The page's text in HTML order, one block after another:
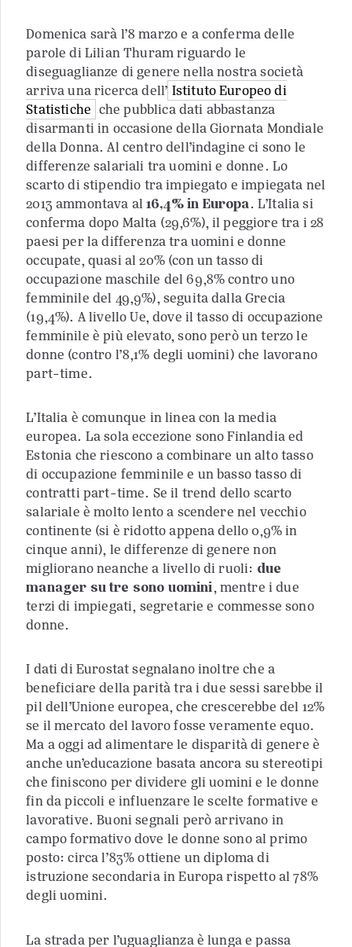
Domenica sarà l’8 marzo e a conferma delle
parole di Lilian Thuram riguardo le
diseguaglianze di genere nella nostra società
arriva una ricerca dell’ Istituto Europeo di
Statistiche che pubblica dati abbastanza
disarmanti in occasione della Giornata Mondiale
della Donna. Al centro dell’indagine ci sono le
differenze salariali tra uomini e donne. Lo
scarto di stipendio tra impiegato e impiegata nel
2013 ammontava al16,4% in Europa. L’Italia si
conferma dopo Malta (29,6%), il peggiore tra i 28
paesi per la differenza tra uomini e donne
occupate, quasi al 20% (con un tasso di
occupazione maschile del 69,8% contro uno
femminile del 49,9%), seguita dalla Grecia
(19,4%). A livello Ue, dove il tasso di occupazione
femminile è più elevato, sono però un terzo le
donne (contro l’8,1% degli uomini) che lavorano
part-time.
L’Italia è comunque in linea con la media
europea. La sola eccezione sono Finlandia ed
Estonia che riescono a combinare un alto tasso
di occupazione femminile e un basso tasso di
contratti part-time. Se il trend dello scarto
salariale è molto lento a scendere nel vecchio
continente (si è ridotto appena dello 0,9% in
cinque anni), le differenze di genere non
migliorano neanche a livello di ruoli: due
manager su tre sono uomini, mentre i due
terzi di impiegati, segretarie e commesse sono
donne.
I dati di Eurostat segnalano inoltre che a
beneficiare della parità tra i due sessi sarebbe il
pil dell’Unione europea, che crescerebbe del 12%
se il mercato del lavoro fosse veramente equo.
Ma a oggi ad alimentare le disparità di genere è
anche un’educazione basata ancora su stereotipi
che finiscono per dividere gli uomini e le donne
fin da piccoli e influenzare le scelte formative e
lavorative. Buoni segnali però arrivano in
campo formativo dove le donne sono al primo
posto: circa l’83% ottiene un diploma di
istruzione secondaria in Europa rispetto al 78%
degli uomini.
La strada per l’uguaglianza è lunga e passa